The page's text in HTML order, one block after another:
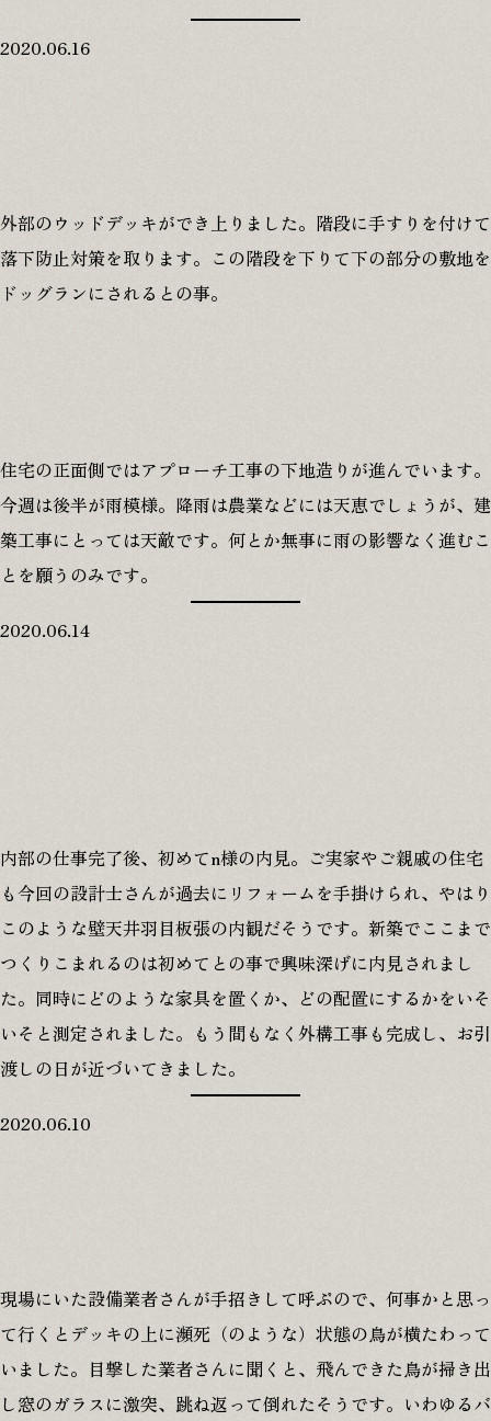
2020.06.16
外部のウッドデッキができ上りました。階段に手すりを付けて
落下防止対策を取ります。この階段を下りて下の部分の敷地を
ドッグランにされるとの事。
住宅の正面側ではアプローチ工事の下地造りが進んでいます。
今週は後半が雨模様。降雨は農業などには天恵でしょうが、建
築工事にとっては天敵です。何とか無事に雨の影響なく進むこ
とを願うのみです。
2020.06.14
内部の仕事完了後、初めてn様の内見。ご実家やご親戚の住宅
も今回の設計士さんが過去にリフォームを手掛けられ、やはり
このような壁天井羽目板張の内観だそうです。新築でここまで
つくりこまれるのは初めてとの事で興味深げに内見されまし
た。同時にどのような家具を置くか、どの配置にするかをいそ
いそと測定されました。もう間もなく外構工事も完成し、お引
渡しの日が近づいてきました。
2020.06.10
現場にいた設備業者さんが手招きして呼ぶので、何事かと思っ
て行くとデッキの上に瀕死（のような）状態の鳥が横たわって
いました。目撃した業者さんに聞くと、飛んできた鳥が掃き出
し窓のガラスに激突、跳ね返って倒れたそうです。いわゆるバ